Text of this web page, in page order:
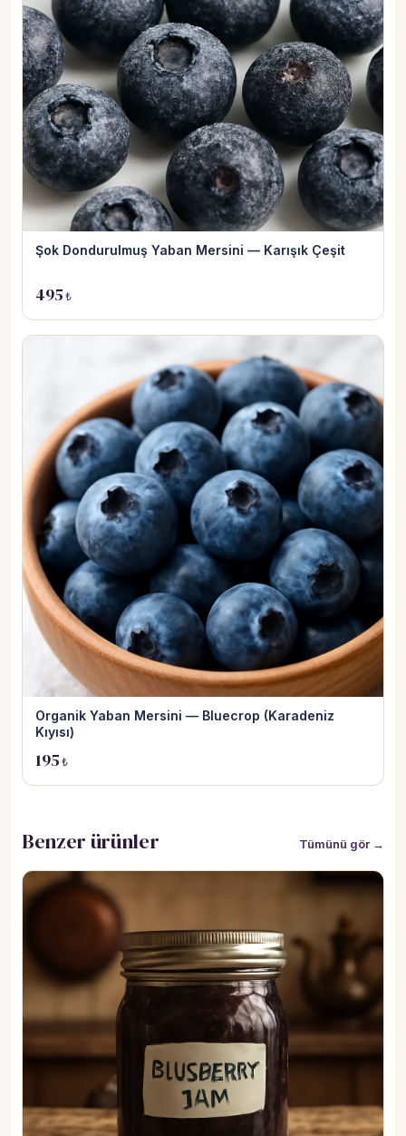
Şok Dondurulmuş Yaban Mersini — Karışık Çeşit
495 ₺
Organik Yaban Mersini — Bluecrop (Karadeniz
Kıyısı)
195 ₺
Benzer ürünler Tümünü gör →